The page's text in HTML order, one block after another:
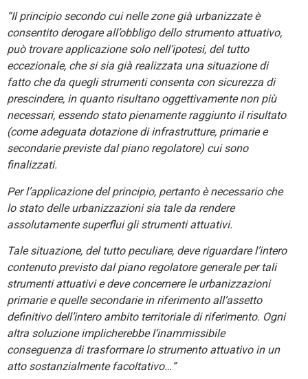
“Il principio secondo cui nelle zone già urbanizzate è
consentito derogare all’obbligo dello strumento attuativo,
può trovare applicazione solo nell’ipotesi, del tutto
eccezionale, che si sia già realizzata una situazione di
fatto che da quegli strumenti consenta con sicurezza di
prescindere, in quanto risultano oggettivamente non più
necessari, essendo stato pienamente raggiunto il risultato
(come adeguata dotazione di infrastrutture, primarie e
secondarie previste dal piano regolatore) cui sono
finalizzati.
Per l’applicazione del principio, pertanto è necessario che
lo stato delle urbanizzazioni sia tale da rendere
assolutamente superflui gli strumenti attuativi.
Tale situazione, del tutto peculiare, deve riguardare l’intero
contenuto previsto dal piano regolatore generale per tali
strumenti attuativi e deve concernere le urbanizzazioni
primarie e quelle secondarie in riferimento all’assetto
definitivo dell’intero ambito territoriale di riferimento. Ogni
altra soluzione implicherebbe l’inammissibile
conseguenza di trasformare lo strumento attuativo in un
atto sostanzialmente facoltativo…”